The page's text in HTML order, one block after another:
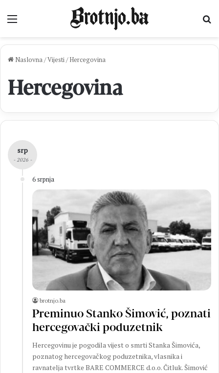
Naslovna/Vijesti/ Hercegovina
Hercegovina
srp
- 2026 -
6 srpnja
brotnjo.ba
Preminuo Stanko Šimović, poznati
hercegovački poduzetnik
Hercegovinu je pogodila vijest o smrti Stanka Šimovića,
poznatog hercegovačkog poduzetnika, vlasnika i
ravnatelja tvrtke BARE COMMERCE d.o.o. Čitluk. Šimović